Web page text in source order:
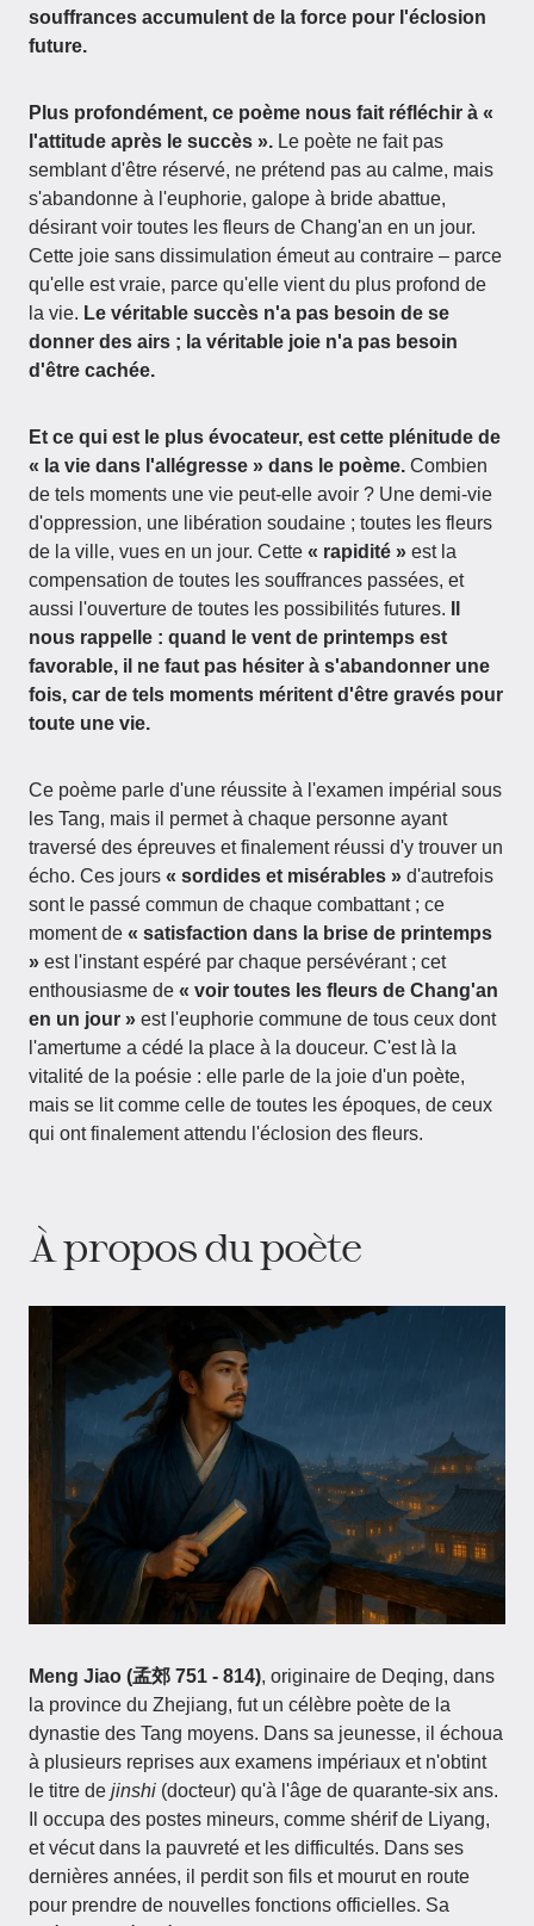
souffrances accumulent de la force pour l'éclosion
future.
Plus profondément, ce poème nous fait réfléchir à «
l'attitude après le succès ». Le poète ne fait pas
semblant d'être réservé, ne prétend pas au calme, mais
s'abandonne à l'euphorie, galope à bride abattue,
désirant voir toutes les fleurs de Chang'an en un jour.
Cette joie sans dissimulation émeut au contraire – parce
qu'elle est vraie, parce qu'elle vient du plus profond de
la vie. Le véritable succès n'a pas besoin de se
donner des airs ; la véritable joie n'a pas besoin
d'être cachée.
Et ce qui est le plus évocateur, est cette plénitude de
« la vie dans l'allégresse » dans le poème. Combien
de tels moments une vie peut-elle avoir ? Une demi-vie
d'oppression, une libération soudaine ; toutes les fleurs
de la ville, vues en un jour. Cette « rapidité » est la
compensation de toutes les souffrances passées, et
aussi l'ouverture de toutes les possibilités futures.
nous rappelle : quand le vent de printemps est
favorable, il ne faut pas hésiter à s'abandonner une
fois, car de tels moments méritent d'être gravés pour
toute une vie.
Ce poème parle d'une réussite à l'examen impérial sous
les Tang, mais il permet à chaque personne ayant
traversé des épreuves et finalement réussi d'y trouver un
écho. Ces jours « sordides et misérables » d'autrefois
sont le passé commun de chaque combattant ; ce
moment de « satisfaction dans la brise de printemps
» est l'instant espéré par chaque persévérant ; cet
enthousiasme de « voir toutes les fleurs de Chang'an
en un jour » est l'euphorie commune de tous ceux dont
l'amertume a cédé la place à la douceur. C'est là la
vitalité de la poésie : elle parle de la joie d'un poète,
mais se lit comme celle de toutes les époques, de ceux
qui ont finalement attendu l'éclosion des fleurs.
À propos du poète
Meng Jiao (孟郊 751 - 814), originaire de Deqing, dans
la province du Zhejiang, fut un célèbre poète de la
dynastie des Tang moyens. Dans sa jeunesse, il échoua
à plusieurs reprises aux examens impériaux et n'obtint
le titre de jinshi (docteur) qu'à l'âge de quarante-six ans.
Il occupa des postes mineurs, comme shérif de Liyang,
et vécut dans la pauvreté et les difficultés. Dans ses
dernières années, il perdit son fils et mourut en route
pour prendre de nouvelles fonctions officielles. Sa